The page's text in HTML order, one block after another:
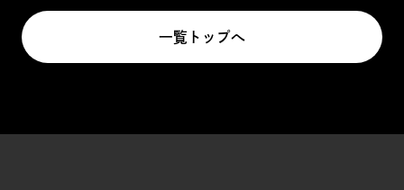
一覧トップへ